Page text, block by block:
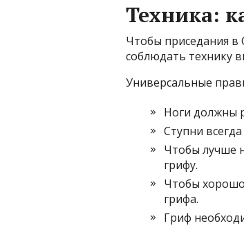
Техника:
Чтобы приседания
соблюдать технику
Универсальные
Ноги должны
Ступни
Чтобы лучше
грифу.
Чтобы хорошо
грифа.
Гриф